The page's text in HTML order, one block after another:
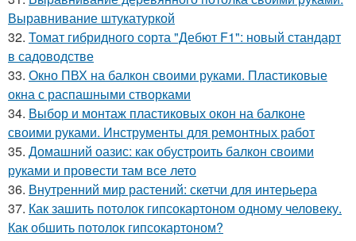
Выравнивание штукатуркой
32. Томат гибридного сорта "Дебют F1": новый стандарт
в садоводстве
33. Окно ПВХ на балкон своими руками. Пластиковые
окна с распашными створками
34. Выбор и монтаж пластиковых окон на балконе
своими руками. Инструменты для ремонтных работ
35. Домашний оазис: как обустроить балкон своими
руками и провести там все лето
36. Внутренний мир растений: скетчи для интерьера
37. Как зашить потолок гипсокартоном одному человеку.
Как обшить потолок гипсокартоном?